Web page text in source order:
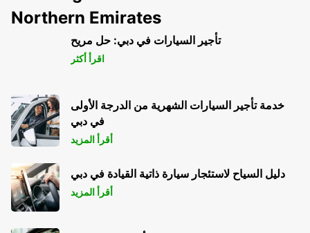
Northern Emirates
تأجير السيارات في دبي: حل مريح
اقرأ أكثر
خدمة تأجير السيارات الشهرية من الدرجة الأولى
في دبي
أقرأ المزيد
دليل السياح لاستئجار سيارة ذاتية القيادة في دبي
أقرأ المزيد